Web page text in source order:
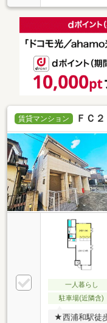
賃貸マンション ＦＣ２
一人暮らし
駐車場(近隣含)
★西浦和駅徒